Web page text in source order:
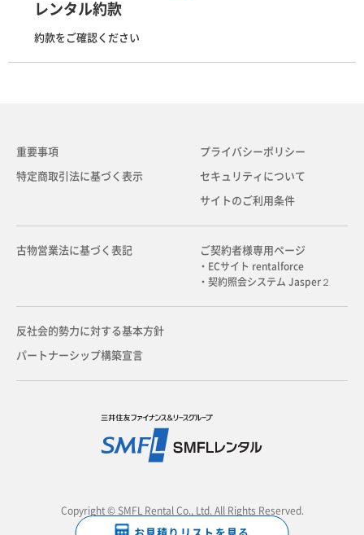
レンタル約款
約款をご確認ください
重要事項
特定商取引法に基づく表示
プライバシーポリシー
セキュリティについて
サイトのご利用条件
古物営業法に基づく表記 ご契約者様専用ページ
・ECサイト rentalforce
・契約照会システム Jasper２
反社会的勢力に対する基本方針
パートナーシップ構築宣言
Copyright © SMFL Rental Co., Ltd. All Rights Reserved.